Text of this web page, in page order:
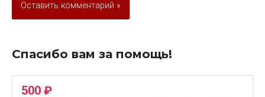
Спасибо вам за помощь!
500 ₽